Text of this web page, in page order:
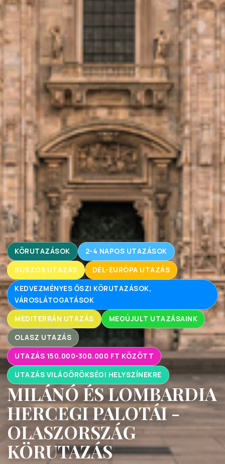
KÖRUTAZÁSOK 2-4 NAPOS UTAZÁSOK
BUSZOS UTAZÁS DÉL-EURÓPA UTAZÁS
KEDVEZMÉNYES ŐSZI KÖRUTAZÁSOK,
VÁROSLÁTOGATÁSOK
MEDITERRÁN UTAZÁS MEGÚJULT UTAZÁSAINK
OLASZ UTAZÁS
UTAZÁS 150.000-300.000 FT KÖZÖTT
UTAZÁS VILÁGÖRÖKSÉGI HELYSZÍNEKRE
MILÁNÓ ÉS LOMBARDIA
HERCEGI PALOTÁI -
OLASZORSZÁG
KÖRUTAZÁS